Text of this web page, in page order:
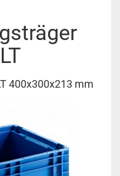
400x300x213 mm